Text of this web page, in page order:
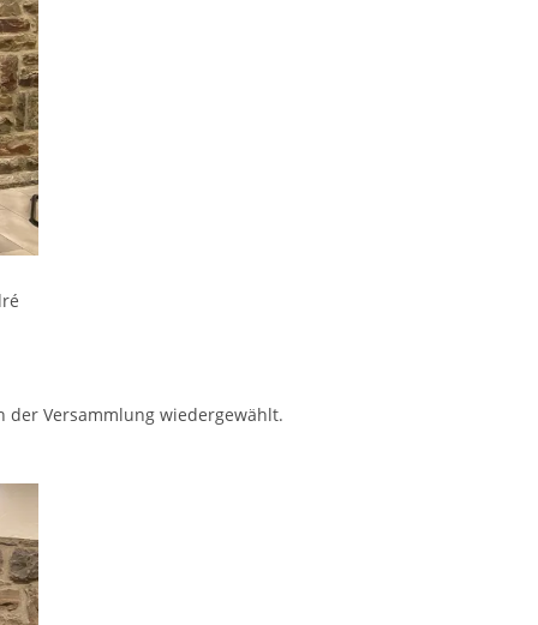
der Versammlung wiedergewählt.